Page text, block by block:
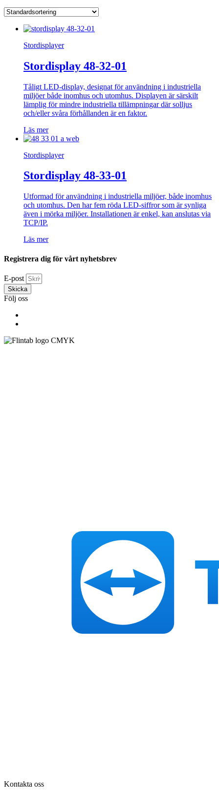
Stordisplayer
Stordisplay 48-32-01
Tåligt LED-display, designat för användning i industriella
miljöer både inomhus och utomhus. Displayen är särskilt
lämplig för mindre industriella tillämpningar där solljus
och/eller svåra förhållanden är en faktor.
Läs mer
Stordisplayer
Stordisplay 48-33-01
Utformad för användning i industriella miljöer, både inomhus
och utomhus. Den har fem röda LED-siffror som är synliga
även i mörka miljöer. Installationen är enkel, kan anslutas via
TCP/IP.
Läs mer
Registrera dig för vårt nyhetsbrev
E-post
Skicka
Följ oss
Kontakta oss